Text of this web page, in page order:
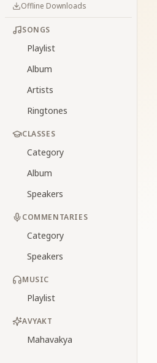
Offline Downloads
SONGS
Playlist
Album
Artists
Ringtones
CLASSES
Category
Album
Speakers
COMMENTARIES
Category
Speakers
MUSIC
Playlist
AVYAKT
Mahavakya